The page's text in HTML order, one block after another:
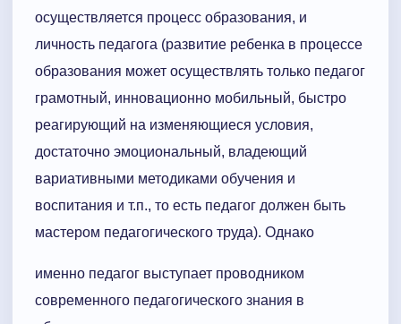
осуществляется процесс образования, и
личность педагога (развитие ребенка в процессе
образования может осуществлять только педагог
грамотный, инновационно мобильный, быстро
реагирующий на изменяющиеся условия,
достаточно эмоциональный, владеющий
вариативными методиками обучения и
воспитания и т.п., то есть педагог должен быть
мастером педагогического труда). Однако
именно педагог выступает проводником
современного педагогического знания в